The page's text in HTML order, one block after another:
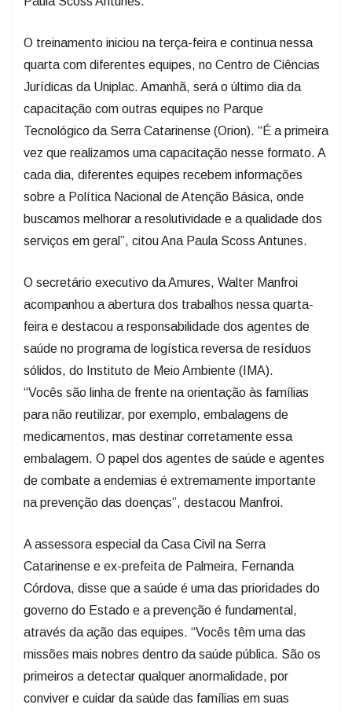
O treinamento iniciou na terça-feira e continua nessa
quarta com diferentes equipes, no Centro de Ciências
Jurídicas da Uniplac. Amanhã, será o último dia da
capacitação com outras equipes no Parque
Tecnológico da Serra Catarinense (Orion). “É a primeira
vez que realizamos uma capacitação nesse formato. A
cada dia, diferentes equipes recebem informações
sobre a Política Nacional de Atenção Básica, onde
buscamos melhorar a resolutividade e a qualidade dos
serviços em geral”, citou Ana Paula Scoss Antunes.
O secretário executivo da Amures, Walter Manfroi
acompanhou a abertura dos trabalhos nessa quarta-
feira e destacou a responsabilidade dos agentes de
saúde no programa de logística reversa de resíduos
sólidos, do Instituto de Meio Ambiente (IMA).
“Vocês são linha de frente na orientação às famílias
para não reutilizar, por exemplo, embalagens de
medicamentos, mas destinar corretamente essa
embalagem. O papel dos agentes de saúde e agentes
de combate a endemias é extremamente importante
na prevenção das doenças”, destacou Manfroi.
A assessora especial da Casa Civil na Serra
Catarinense e ex-prefeita de Palmeira, Fernanda
Córdova, disse que a saúde é uma das prioridades do
governo do Estado e a prevenção é fundamental,
através da ação das equipes. “Vocês têm uma das
missões mais nobres dentro da saúde pública. São os
primeiros a detectar qualquer anormalidade, por
conviver e cuidar da saúde das famílias em suas